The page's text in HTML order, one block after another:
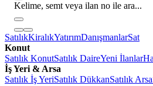
Kelime, semt veya ilan no ile ara...
SatılıkKiralıkYatırımDanışmanlarSat
Konut
Satılık KonutSatılık DaireYeni İlanlar
İş Yeri & Arsa
Satılık İş YeriSatılık DükkanSatılık Arsa